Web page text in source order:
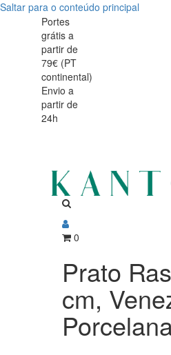
Saltar para o conteúdo principal
Prato
Raso
Venezia,
Porcelana
Prato
Raso
Venezia,
Portes
grátis a
partir de
79€ (PT
continental)
Envio a
partir de
24h
0
Prato
cm,